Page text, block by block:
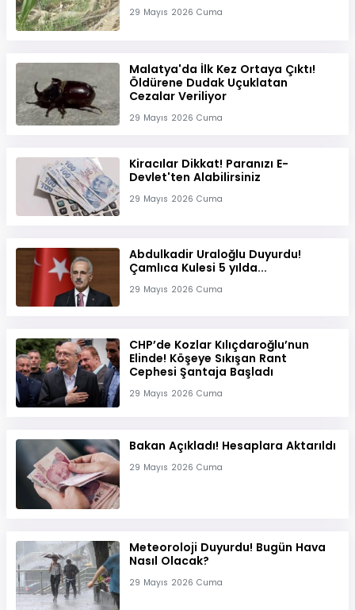
29 Mayıs 2026 Cuma
Malatya'da İlk Kez Ortaya Çıktı!
Öldürene Dudak Uçuklatan
Cezalar Veriliyor
29 Mayıs 2026 Cuma
Kiracılar Dikkat! Paranızı E-
Devlet'ten Alabilirsiniz
29 Mayıs 2026 Cuma
Abdulkadir Uraloğlu Duyurdu!
Çamlıca Kulesi 5 yılda...
29 Mayıs 2026 Cuma
CHP’de Kozlar Kılıçdaroğlu’nun
Elinde! Köşeye Sıkışan Rant
Cephesi Şantaja Başladı
29 Mayıs 2026 Cuma
Bakan Açıkladı! Hesaplara Aktarıldı
29 Mayıs 2026 Cuma
Meteoroloji Duyurdu! Bugün Hava
Nasıl Olacak?
29 Mayıs 2026 Cuma